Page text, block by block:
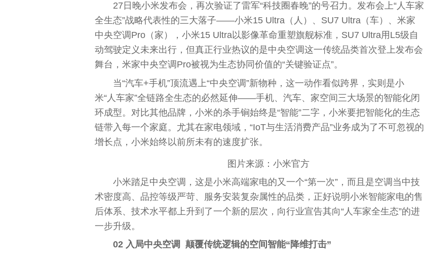
27日晚小米发布会，再次验证了雷军“科技圈春晚”的号召力。发布会上“人车家
全生态”战略代表性的三大落子——‌小米15 Ultra（人）、SU7 Ultra（车）、米家
中央空调Pro（家），小米15 Ultra以影像革命重塑旗舰标准，SU7 Ultra用L5级自
动驾驶定义未来出行，但真正行业热议的是中央空调这一传统品类首次登上发布会
舞台 ，‌米家中央空调Pro被视为生态协同价值的“关键验证点”。
当“汽车+手机”顶流遇上“中央空调”新物种，这一动作看似跨界，实则是小
米“人车家”全链路全生态的必然延伸——手机、汽车、家空间三大场景的智能化闭
环成型。对比其他品牌，小米的杀手锏始终是“智能”二字，小米要把智能化的生态
链带入每一个家庭。尤其在家电领域，“IoT与生活消费产品”业务成为了不可忽视的
增长点，小米始终以前所未有的速度扩张。
图片来源：小米官方
小米踏足 中央空调，这是小米高端家电的又一个“第一次”，而且是空调当中技
术密度高、品控等级严苛、服务安装复杂属性的品类，正好说明小米智能家电的售
后体系、技术水平都上升到了一个新的层次，向行业宣告其向“人车家全生态”的进
一步升级。
02 入局中央空调 颠覆传统逻辑的空间智能“降维打击”